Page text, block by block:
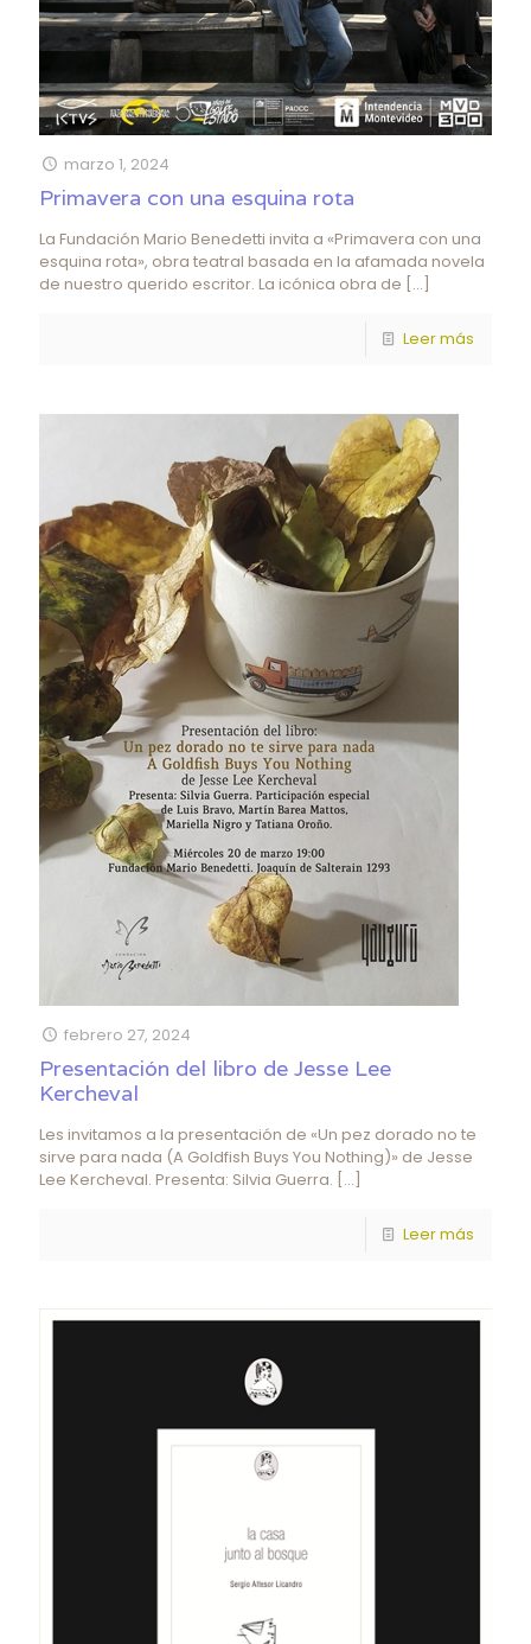
marzo 1, 2024
Primavera con una esquina rota
La Fundación Mario Benedetti invita a «Primavera con una
esquina rota», obra teatral basada en la afamada novela
de nuestro querido escritor. La icónica obra de […]
Leer más
febrero 27, 2024
Presentación del libro de Jesse Lee
Kercheval
Les invitamos a la presentación de «Un pez dorado no te
sirve para nada (A Goldfish Buys You Nothing)» de Jesse
Lee Kercheval. Presenta: Silvia Guerra. […]
Leer más